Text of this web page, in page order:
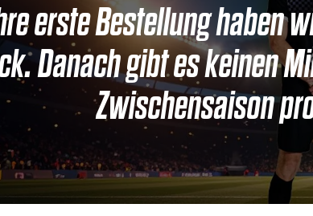
erste Bestellung haben
Danach gibt es keinen
Zwischensaison